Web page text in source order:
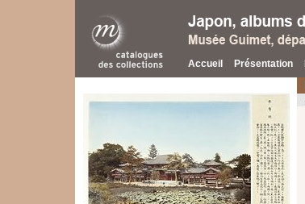
Accueil Présentation